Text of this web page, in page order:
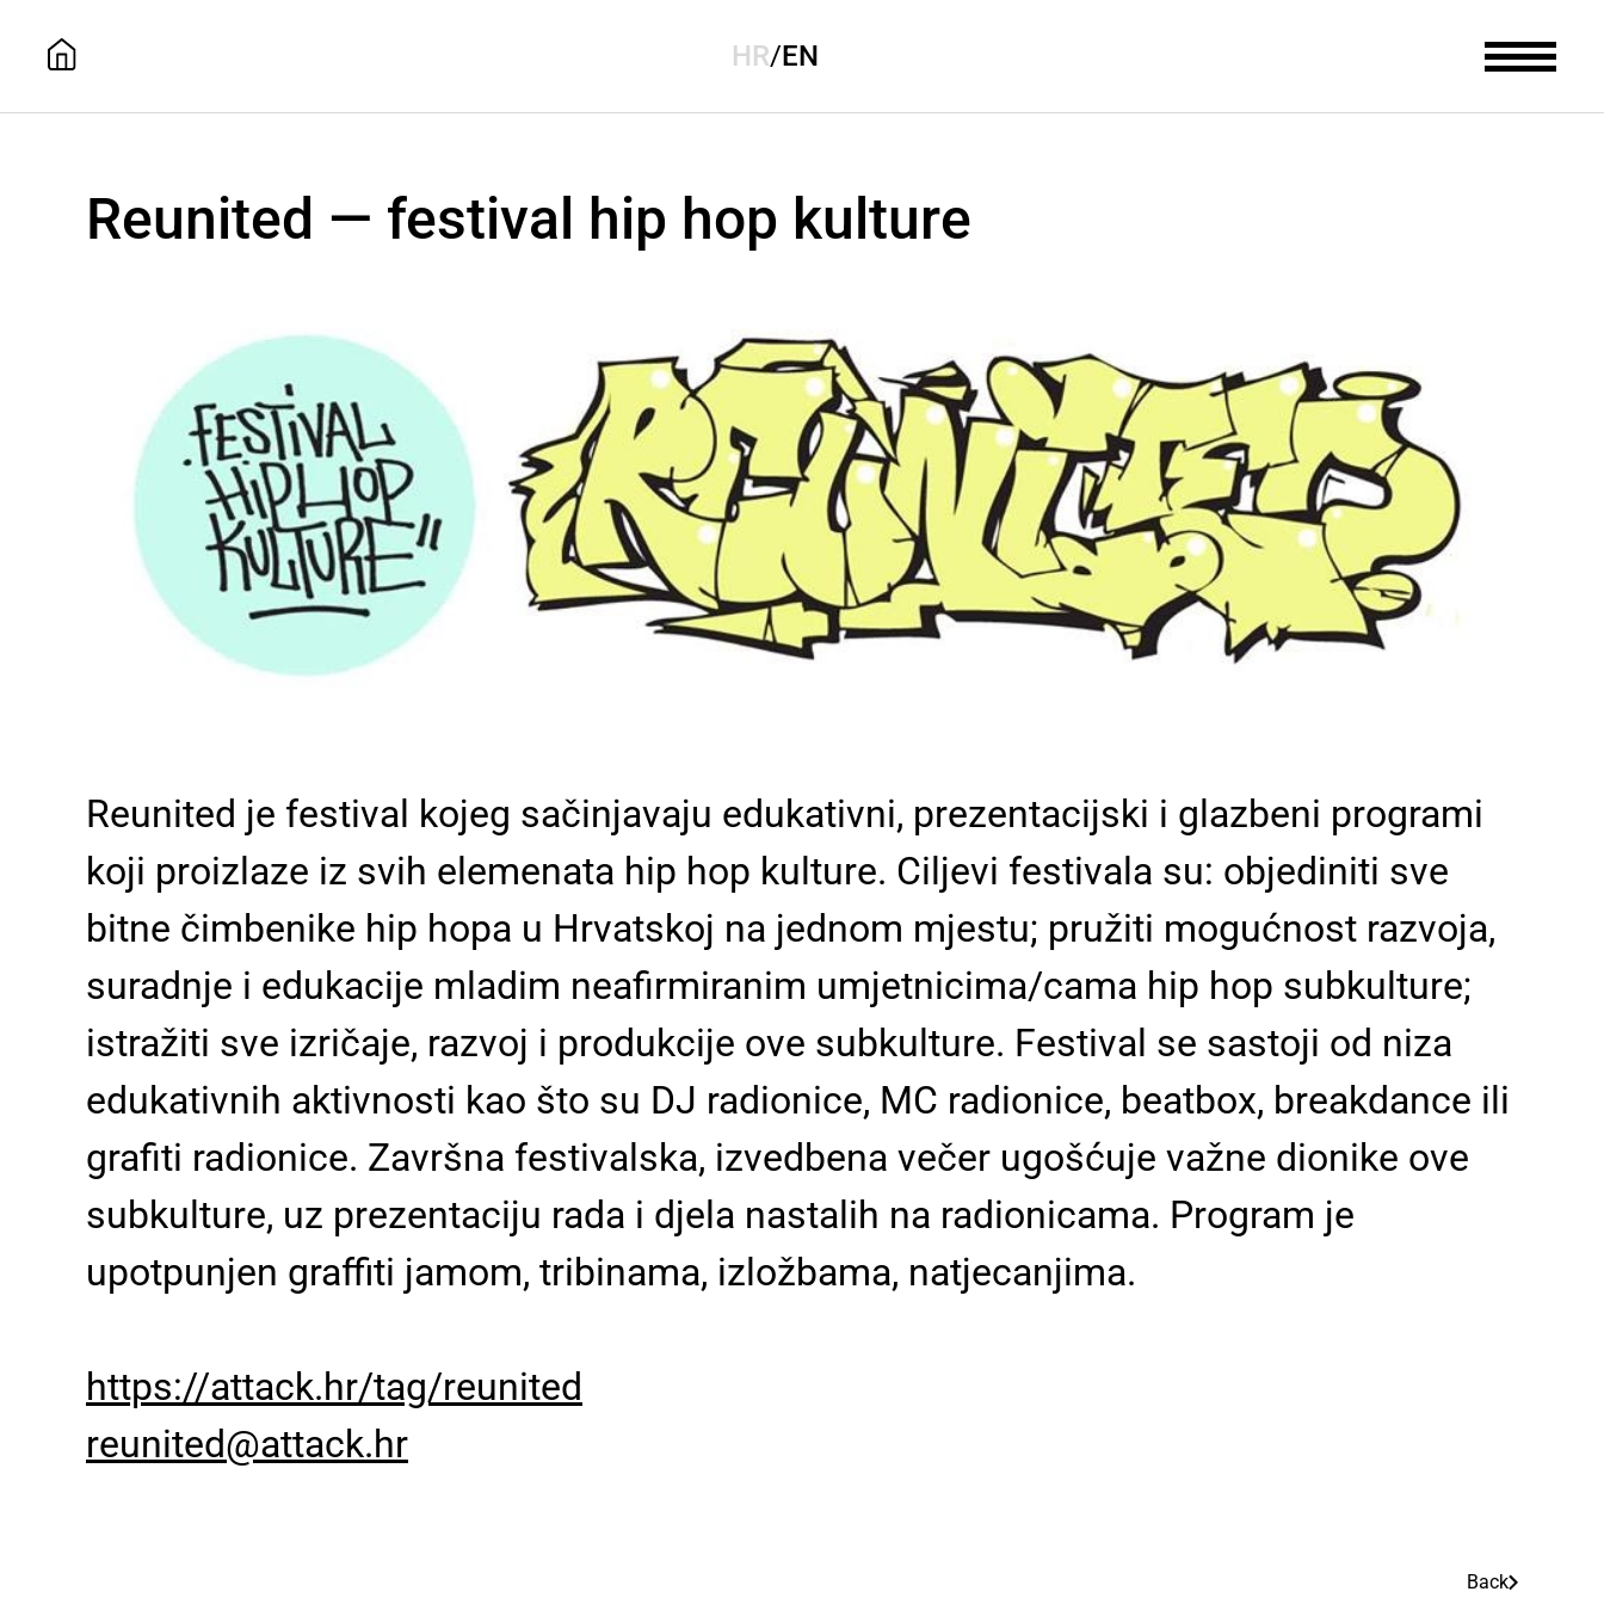
HR/EN
Reunited — festival hip hop kulture
Reunited je festival kojeg sačinjavaju edukativni, prezentacijski i glazbeni programi
koji proizlaze iz svih elemenata hip hop kulture. Ciljevi festivala su: objediniti sve
bitne čimbenike hip hopa u Hrvatskoj na jednom mjestu; pružiti mogućnost razvoja,
suradnje i edukacije mladim neafirmiranim umjetnicima/cama hip hop subkulture;
istražiti sve izričaje, razvoj i produkcije ove subkulture. Festival se sastoji od niza
edukativnih aktivnosti kao što su DJ radionice, MC radionice, beatbox, breakdance ili
grafiti radionice. Završna festivalska, izvedbena večer ugošćuje važne dionike ove
subkulture, uz prezentaciju rada i djela nastalih na radionicama. Program je
upotpunjen graffiti jamom, tribinama, izložbama, natjecanjima.
https://attack.hr/tag/reunited
reunited@attack.hr
Back